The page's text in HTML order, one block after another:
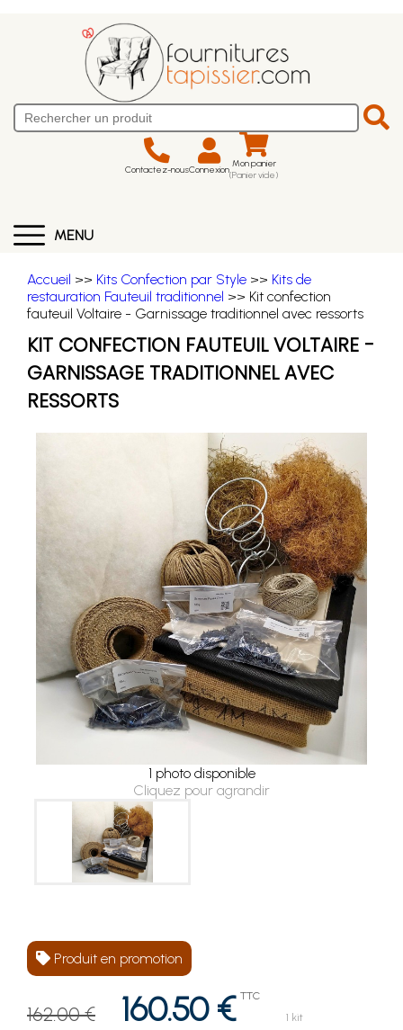
Contactez-nousConnexion Mon panier
(Panier vide)
MENU
Accueil >> Kits Confection par Style >> Kits de
restauration Fauteuil traditionnel >> Kit confection
fauteuil Voltaire - Garnissage traditionnel avec ressorts
KIT CONFECTION FAUTEUIL VOLTAIRE -
GARNISSAGE TRADITIONNEL AVEC
RESSORTS
1 photo disponible
Cliquez pour agrandir
Produit en promotion
162.00 € 160.50 € TTC
1 kit